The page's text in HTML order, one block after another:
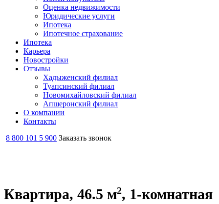
Оценка недвижимости
Юридические услуги
Ипотека
Ипотечное страхование
Ипотека
Карьера
Новостройки
Отзывы
Хадыженский филиал
Туапсинский филиал
Новомихайловский филиал
Апшеронский филиал
О компании
Контакты
8 800 101 5 900 Заказать звонок
Квартира, 46.5 м2, 1-комнатная